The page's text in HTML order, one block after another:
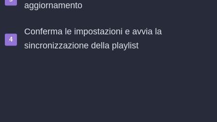
aggiornamento
Conferma le impostazioni e avvia la
sincronizzazione della playlist